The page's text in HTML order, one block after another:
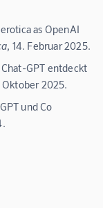
as OpenAI
, 14. Februar 2025.
GPT entdeckt
Oktober 2025.
und Co